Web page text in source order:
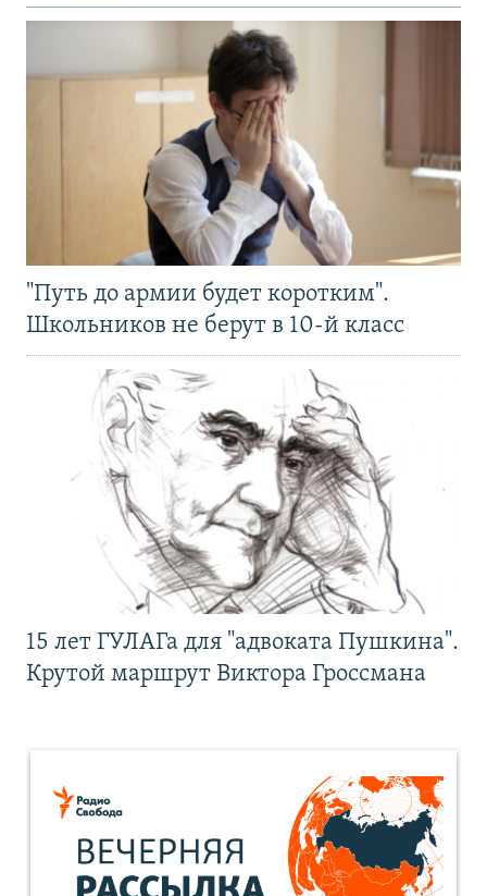
"Путь до армии будет коротким".
Школьников не берут в 10-й класс
15 лет ГУЛАГа для "адвоката Пушкина".
Крутой маршрут Виктора Гроссмана